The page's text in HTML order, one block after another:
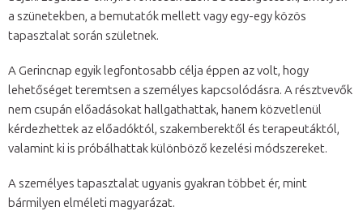
a szünetekben, a bemutatók mellett vagy egy-egy közös
tapasztalat során születnek.
A Gerincnap egyik legfontosabb célja éppen az volt, hogy
lehetőséget teremtsen a személyes kapcsolódásra. A résztvevők
nem csupán előadásokat hallgathattak, hanem közvetlenül
kérdezhettek az előadóktól, szakemberektől és terapeutáktól,
valamint ki is próbálhattak különböző kezelési módszereket.
A személyes tapasztalat ugyanis gyakran többet ér, mint
bármilyen elméleti magyarázat.